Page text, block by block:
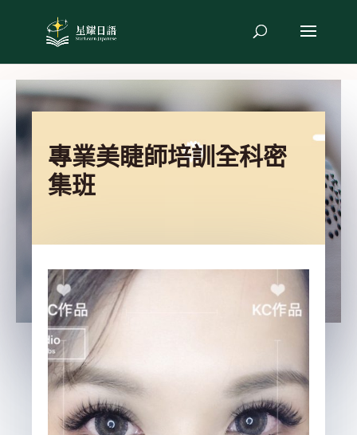
專業美睫師培訓全科密
集班